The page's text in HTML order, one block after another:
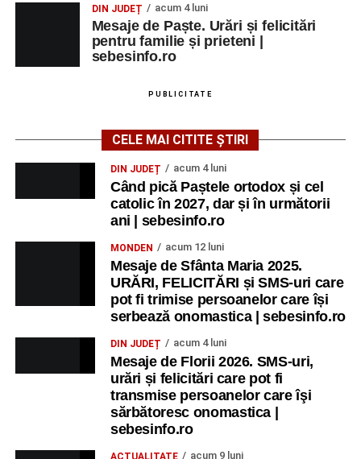
DIN JUDEȚ acum 4 luni
Mesaje de Paște. Urări și felicitări
pentru familie și prieteni |
sebesinfo.ro
PUBLICITATE
CELE MAI CITITE ȘTIRI
DIN JUDEȚ acum 4 luni
Când pică Paștele ortodox și cel
catolic în 2027, dar și în următorii
ani | sebesinfo.ro
MONDEN acum 12 luni
Mesaje de Sfânta Maria 2025.
URĂRI, FELICITĂRI și SMS-uri care
pot fi trimise persoanelor care își
serbează onomastica | sebesinfo.ro
DIN JUDEȚ acum 4 luni
Mesaje de Florii 2026. SMS-uri,
urări și felicitări care pot fi
transmise persoanelor care îşi
sărbătoresc onomastica |
sebesinfo.ro
ACTUALITATE acum 9 luni